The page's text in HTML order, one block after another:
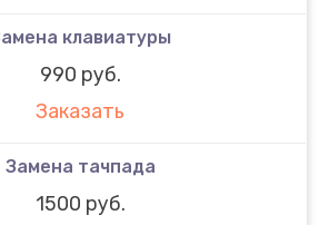
клавиатуры
990 руб.
Заказать
Замена тачпада
1500 руб.